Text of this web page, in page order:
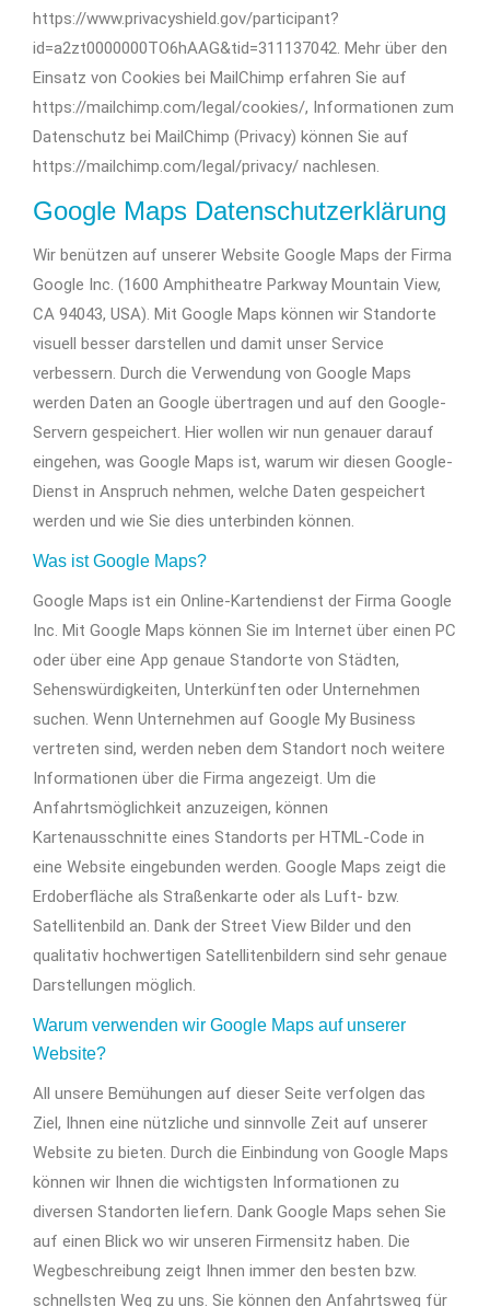
https://www.privacyshield.gov/participant?
id=a2zt0000000TO6hAAG&tid=311137042. Mehr über den
Einsatz von Cookies bei MailChimp erfahren Sie auf
https://mailchimp.com/legal/cookies/, Informationen zum
Datenschutz bei MailChimp (Privacy) können Sie auf
https://mailchimp.com/legal/privacy/ nachlesen.
Google Maps Datenschutzerklärung
Wir benützen auf unserer Website Google Maps der Firma
Google Inc. (1600 Amphitheatre Parkway Mountain View,
CA 94043, USA). Mit Google Maps können wir Standorte
visuell besser darstellen und damit unser Service
verbessern. Durch die Verwendung von Google Maps
werden Daten an Google übertragen und auf den Google-
Servern gespeichert. Hier wollen wir nun genauer darauf
eingehen, was Google Maps ist, warum wir diesen Google-
Dienst in Anspruch nehmen, welche Daten gespeichert
werden und wie Sie dies unterbinden können.
Was ist Google Maps?
Google Maps ist ein Online-Kartendienst der Firma Google
Inc. Mit Google Maps können Sie im Internet über einen PC
oder über eine App genaue Standorte von Städten,
Sehenswürdigkeiten, Unterkünften oder Unternehmen
suchen. Wenn Unternehmen auf Google My Business
vertreten sind, werden neben dem Standort noch weitere
Informationen über die Firma angezeigt. Um die
Anfahrtsmöglichkeit anzuzeigen, können
Kartenausschnitte eines Standorts per HTML-Code in
eine Website eingebunden werden. Google Maps zeigt die
Erdoberfläche als Straßenkarte oder als Luft- bzw.
Satellitenbild an. Dank der Street View Bilder und den
qualitativ hochwertigen Satellitenbildern sind sehr genaue
Darstellungen möglich.
Warum verwenden wir Google Maps auf unserer
Website?
All unsere Bemühungen auf dieser Seite verfolgen das
Ziel, Ihnen eine nützliche und sinnvolle Zeit auf unserer
Website zu bieten. Durch die Einbindung von Google Maps
können wir Ihnen die wichtigsten Informationen zu
diversen Standorten liefern. Dank Google Maps sehen Sie
auf einen Blick wo wir unseren Firmensitz haben. Die
Wegbeschreibung zeigt Ihnen immer den besten bzw.
schnellsten Weg zu uns. Sie können den Anfahrtsweg für